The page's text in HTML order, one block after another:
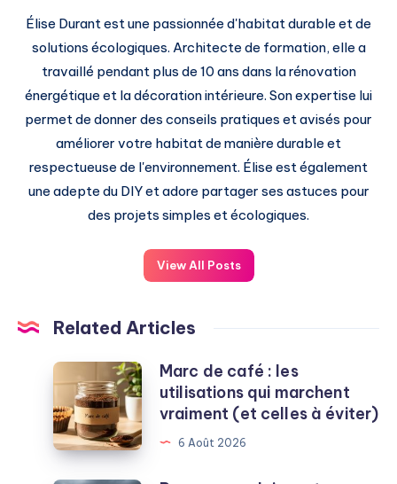
Élise Durant est une passionnée d'habitat durable et de
solutions écologiques. Architecte de formation, elle a
travaillé pendant plus de 10 ans dans la rénovation
énergétique et la décoration intérieure. Son expertise lui
permet de donner des conseils pratiques et avisés pour
améliorer votre habitat de manière durable et
respectueuse de l'environnement. Élise est également
une adepte du DIY et adore partager ses astuces pour
des projets simples et écologiques.
View All Posts
Related Articles
Marc
café
:
les
Marc de café : les
utilisations qui marchent
vraiment (et celles à éviter)
6 Août 2026